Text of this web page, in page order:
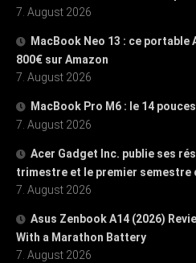
7. August 2026
MacBook Neo 13 : ce portable
800€ sur Amazon
7. August 2026
MacBook Pro M6 : le 14
7. August 2026
Acer Gadget Inc. publie ses
trimestre et le premier semestre
7. August 2026
Asus Zenbook A14 (2026)
With a Marathon Battery
7. August 2026